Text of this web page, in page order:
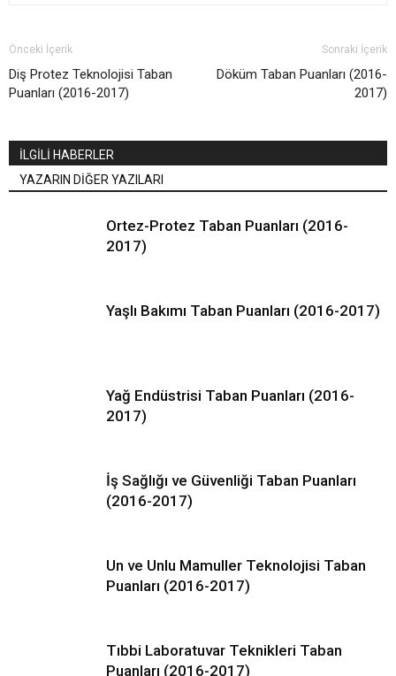
Önceki İçerik
Diş Protez Teknolojisi Taban
Puanları (2016-2017)
Sonraki İçerik
Döküm Taban Puanları (2016-
2017)
İLGİLİ HABERLER
YAZARIN DİĞER YAZILARI
Ortez-Protez Taban Puanları (2016-
2017)
Yaşlı Bakımı Taban Puanları (2016-2017)
Yağ Endüstrisi Taban Puanları (2016-
2017)
İş Sağlığı ve Güvenliği Taban Puanları
(2016-2017)
Un ve Unlu Mamuller Teknolojisi Taban
Puanları (2016-2017)
Tıbbi Laboratuvar Teknikleri Taban
Puanları (2016-2017)